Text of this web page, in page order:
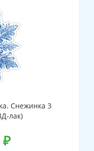
Снежинка 3
лак)
₽